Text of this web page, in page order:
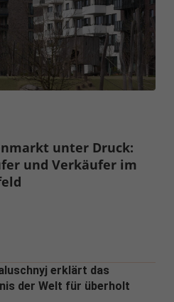
unter Druck:
und Verkäufer im
erklärt das
der Welt für überholt